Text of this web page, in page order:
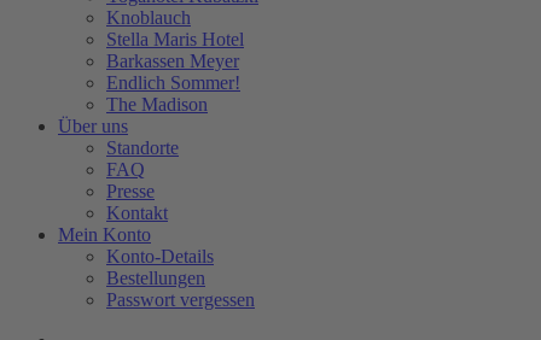
Knoblauch
Stella Maris Hotel
Barkassen Meyer
Endlich Sommer!
The Madison
Über uns
Standorte
FAQ
Presse
Kontakt
Mein Konto
Konto-Details
Bestellungen
Passwort vergessen